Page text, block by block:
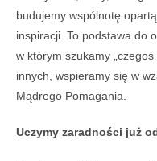
budujemy wspólnotę
inspiracji. To podstawa do
w którym szukamy
innych, wspieramy się w
Mądrego Pomagania.
Uczymy zaradności już